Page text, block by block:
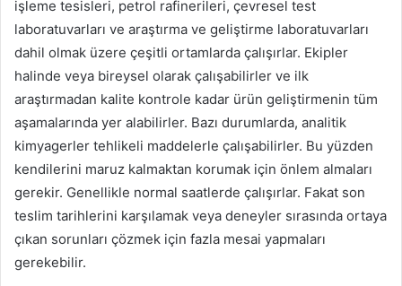
işleme tesisleri, petrol rafinerileri, çevresel test
laboratuvarları ve araştırma ve geliştirme laboratuvarları
dahil olmak üzere çeşitli ortamlarda çalışırlar. Ekipler
halinde veya bireysel olarak çalışabilirler ve ilk
araştırmadan kalite kontrole kadar ürün geliştirmenin tüm
aşamalarında yer alabilirler. Bazı durumlarda, analitik
kimyagerler tehlikeli maddelerle çalışabilirler. Bu yüzden
kendilerini maruz kalmaktan korumak için önlem almaları
gerekir. Genellikle normal saatlerde çalışırlar. Fakat son
teslim tarihlerini karşılamak veya deneyler sırasında ortaya
çıkan sorunları çözmek için fazla mesai yapmaları
gerekebilir.